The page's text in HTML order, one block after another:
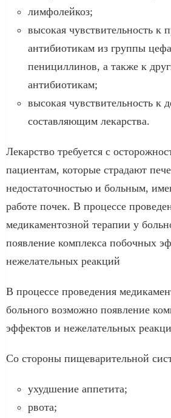
лимфолейкоз;
высокая чувствительность к
антибиотикам из группы
пенициллинов, а также к
антибиотикам;
высокая чувствительность к
составляющим лекарства.
Лекарство требуется с
пациентам, которые страдают
недостаточностью и больным,
работе почек. В процессе
медикаментозной терапии у
появление комплекса побочных
нежелательных реакций
В процессе проведения
больного возможно появление
эффектов и нежелательных
Со стороны пищеварительной
ухудшение аппетита;
рвота;